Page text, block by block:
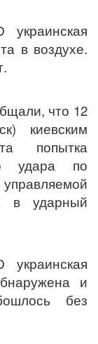
в воздухе.
что 12
киевским
попытка
удара по
в ударный
и
без